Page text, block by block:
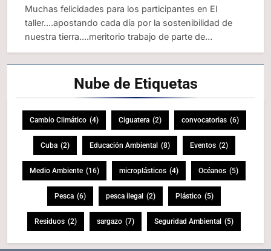
Muchas felicidades para los participantes en El
taller....apostando cada día por la sostenibilidad de
nuestra tierra....meritorio trabajo de parte de…
Nube de Etiquetas
Cambio Climático (4) Ciguatera (2) convocatorias (6)
Cuba (2) Educación Ambiental (8) Eventos (2)
Medio Ambiente (16) microplásticos (4) Océanos (5)
Pesca (6) pesca ilegal (2) Plástico (5)
Residuos (2) sargazo (7) Seguridad Ambiental (5)